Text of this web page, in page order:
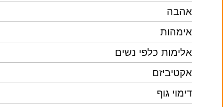
אהבה
אימהות
אלימות כלפי נשים
אקטיביזם
דימוי גוף